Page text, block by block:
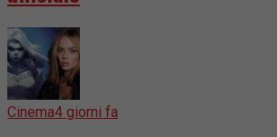
Cinema4 giorni fa